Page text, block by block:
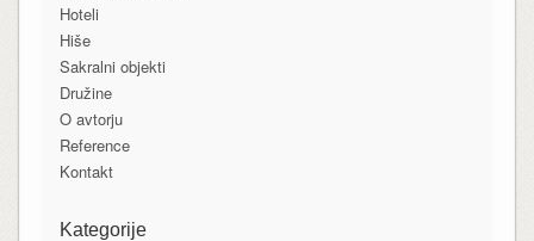
Hoteli
Hiše
Sakralni objekti
Družine
O avtorju
Reference
Kontakt
Kategorije